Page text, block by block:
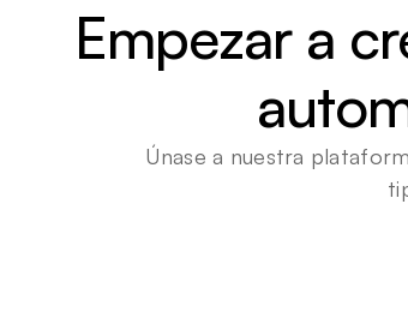
Empezar a
Únase a nuestra